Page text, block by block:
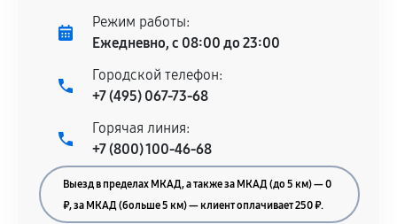
центром.
При этом гарантия на сами комплектующие
остается на стороне производителя или
продавца. За качество сторонних деталей
Режим работы:
Ежедневно, с 08:00 до 23:00
Городской телефон:
+7 (495) 067-73-68
Горячая линия:
+7 (800) 100-46-68
Выезд в пределах МКАД, а также за МКАД (до 5 км) — 0
₽, за МКАД (больше 5 км) — клиент оплачивает 250 ₽.